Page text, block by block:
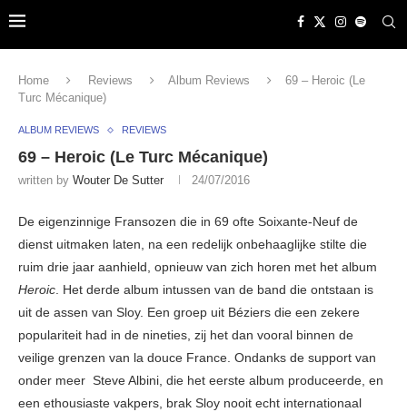
Home Reviews Album Reviews
69 – Heroic (Le
Turc Mécanique)
ALBUM REVIEWS REVIEWS
69 – Heroic (Le Turc Mécanique)
written by Wouter De Sutter 24/07/2016
De eigenzinnige Fransozen die in 69 ofte Soixante-Neuf de
dienst uitmaken laten, na een redelijk onbehaaglijke stilte die
ruim drie jaar aanhield, opnieuw van zich horen met het album
Heroic. Het derde album intussen van de band die ontstaan is
uit de assen van Sloy. Een groep uit Béziers die een zekere
populariteit had in de nineties, zij het dan vooral binnen de
veilige grenzen van la douce France. Ondanks de support van
onder meer Steve Albini, die het eerste album produceerde, en
een ethousiaste vakpers, brak Sloy nooit echt internationaal